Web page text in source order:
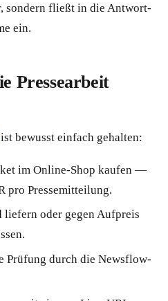
sondern fließt in die Antwort-
ein.
Pressearbeit
ist bewusst einfach gehalten:
im Online-Shop kaufen —
pro Pressemitteilung.
liefern oder gegen Aufpreis
Prüfung durch die Newsflow-